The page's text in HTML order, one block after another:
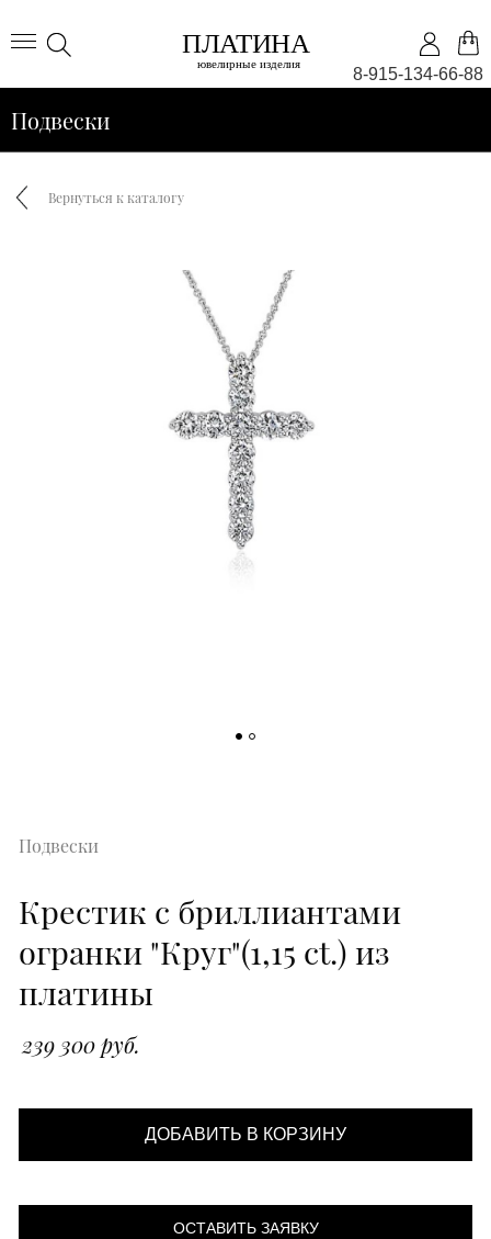
8-915-134-66-88
Подвески
Вернуться к каталогу
Подвески
Крестик с бриллиантами
огранки "Круг"(1,15 ct.) из
платины
239 300 руб.
ДОБАВИТЬ В КОРЗИНУ
ОСТАВИТЬ ЗАЯВКУ